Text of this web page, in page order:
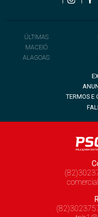
ÚLTIMAS
MACEIÓ
ALAGOAS
TERMOS E